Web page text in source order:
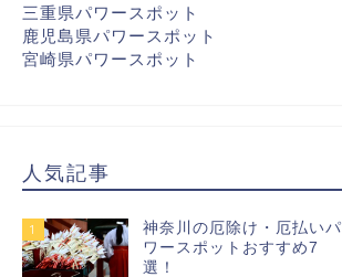
三重県パワースポット
鹿児島県パワースポット
宮崎県パワースポット
人気記事
1
神奈川の厄除け・厄払いパ
ワースポットおすすめ7
選！